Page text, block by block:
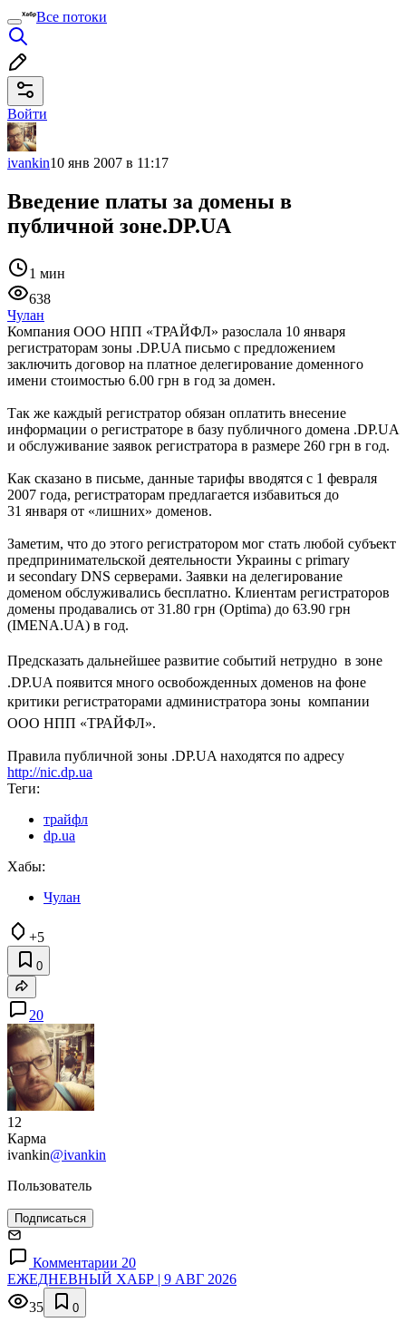
Все потоки
Войти
ivankin10 янв 2007 в 11:17
Введение платы за домены в
публичной зоне.DP.UA
1 мин
638
Чулан
Компания ООО НПП «ТРАЙФЛ» разослала 10 января
регистраторам зоны .DP.UA письмо с предложением
заключить договор на платное делегирование доменного
имени стоимостью 6.00 грн в год за домен.
Так же каждый регистратор обязан оплатить внесение
информации о регистраторе в базу публичного домена .DP.UA
и обслуживание заявок регистратора в размере 260 грн в год.
Как сказано в письме, данные тарифы вводятся с 1 февраля
2007 года, регистраторам предлагается избавиться до
31 января от «лишних» доменов.
Заметим, что до этого регистратором мог стать любой субъект
предпринимательской деятельности Украины с primary
и secondary DNS серверами. Заявки на делегирование
доменом обслуживались бесплатно. Клиентам регистраторов
домены продавались от 31.80 грн (Optima) до 63.90 грн
(IMENA.UA) в год.
Предсказать дальнейшее развитие событий нетрудно  в зоне
.DP.UA появится много освобожденных доменов на фоне
критики регистраторами администратора зоны  компании
ООО НПП «ТРАЙФЛ».
Правила публичной зоны .DP.UA находятся по адресу
http://nic.dp.ua
Теги:
трайфл
dp.ua
Хабы:
Чулан
+5
0
20
12
Карма
ivankin@ivankin
Пользователь
Подписаться
Комментарии 20
ЕЖЕДНЕВНЫЙ ХАБР | 9 АВГ 2026
35
0